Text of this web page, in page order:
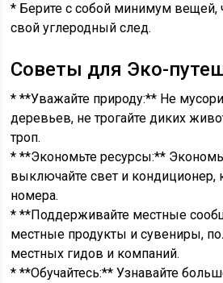
* Берите с собой минимум вещей,
свой углеродный след.
Советы для Эко-
* **Уважайте природу:** Не
деревьев, не трогайте диких
троп.
* **Экономьте ресурсы:**
выключайте свет и кондиционер,
номера.
* **Поддерживайте местные
местные продукты и сувениры,
местных гидов и компаний.
* **Обучайтесь:** Узнавайте